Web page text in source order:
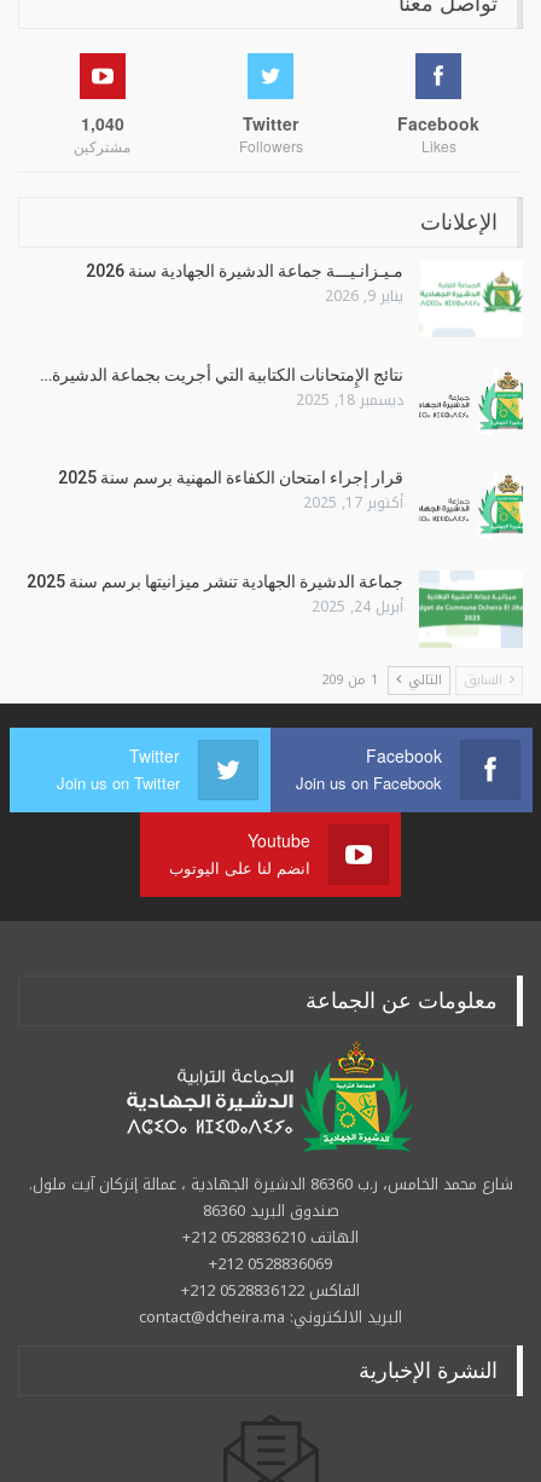
Facebook
Likes
Twitter
Followers
1,040
مشتركين
الإعلانات
مـيـزانـيـــة جماعة الدشيرة الجهادية سنة 2026
يناير 9, 2026
نتائج الإِمتحانات الكتابية التي أجريت بجماعة الدشيرة…
ديسمبر 18, 2025
قرار إجراء امتحان الكفاءة المهنية برسم سنة 2025
أكتوبر 17, 2025
جماعة الدشيرة الجهادية تنشر ميزانيتها برسم سنة 2025
أبريل 24, 2025
السابق التالي 1 من 209
Facebook
Join us on Facebook
Twitter
Join us on Twitter
Youtube
انضم لنا على اليوتوب
معلومات عن الجماعة
شارع محمد الخامس، ر.ب 86360 الدشيرة الجهادية ، عمالة إنزكان آيت ملول.
صندوق البريد 86360
الهاتف 0528836210 212+
0528836069 212+
الفاكس 0528836122 212+
البريد الالكتروني: contact@dcheira.ma
النشرة الإخبارية